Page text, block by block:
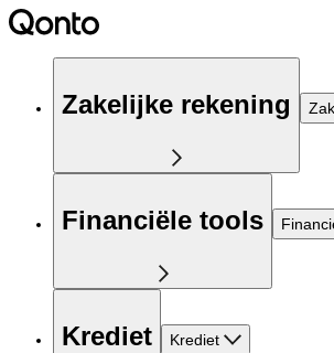
Zakelijke rekening
Financiële tools
Krediet Krediet